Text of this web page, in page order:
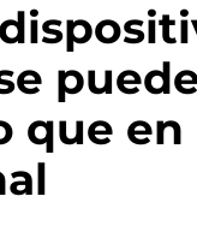
que en